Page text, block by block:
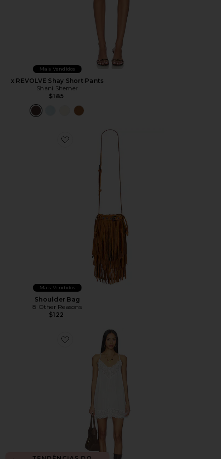
Mais Vendidos
x REVOLVE Shay Short Pants
Shani Shemer
$185
Favorite Shoulder Bag
Mais Vendidos
Shoulder Bag
8 Other Reasons
$122
Favorite Fiona Slip